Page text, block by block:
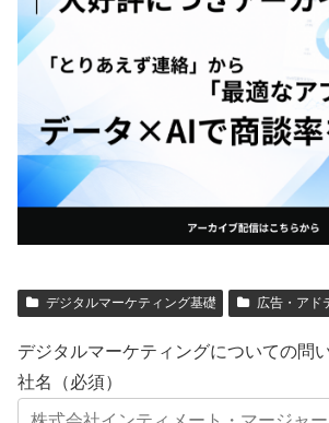
デジタルマーケティング基礎 広告・アド
デジタルマーケティングについての問
社名（必須）